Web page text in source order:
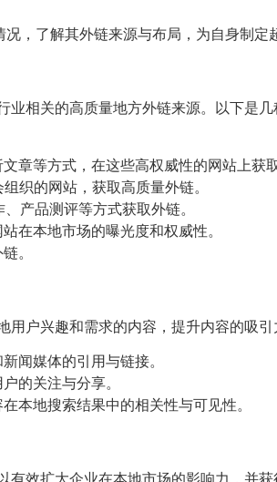
，了解其外链来源与布局，为自身制定
相关的高质量地方外链来源。以下是
章等方式，在这些高权威性的网站上获取
织的网站，获取高质量外链。
产品测评等方式获取外链。
在本地市场的曝光度和权威性。
。
户兴趣和需求的内容，提升内容的吸引
闻媒体的引用与链接。
的关注与分享。
本地搜索结果中的相关性与可见性。